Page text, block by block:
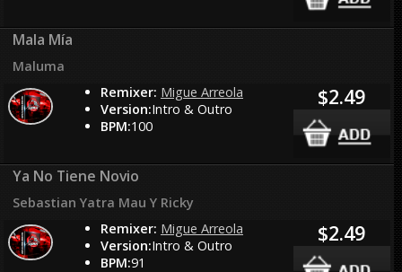
Mala Mía
Maluma
Remixer: Migue Arreola
Version:Intro & Outro
BPM:100
$2.49
Ya No Tiene Novio
Sebastian Yatra Mau Y Ricky
Remixer: Migue Arreola
Version:Intro & Outro
BPM:91
$2.49